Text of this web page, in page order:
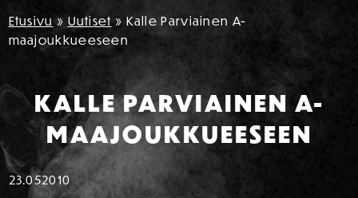
Etusivu » Uutiset » Kalle Parviainen A-
maajoukkueeseen
KALLE PARVIAINEN A-
MAAJOUKKUEESEEN
23.052010